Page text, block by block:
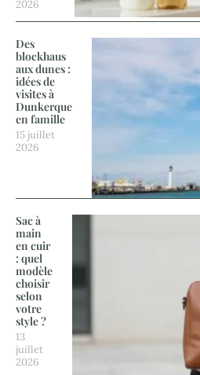
2026
Des
blockhaus
aux dunes :
idées de
visites à
Dunkerque
en famille
15 juillet
2026
Sac à
main
en cuir
: quel
modèle
choisir
selon
votre
style ?
13
juillet
2026